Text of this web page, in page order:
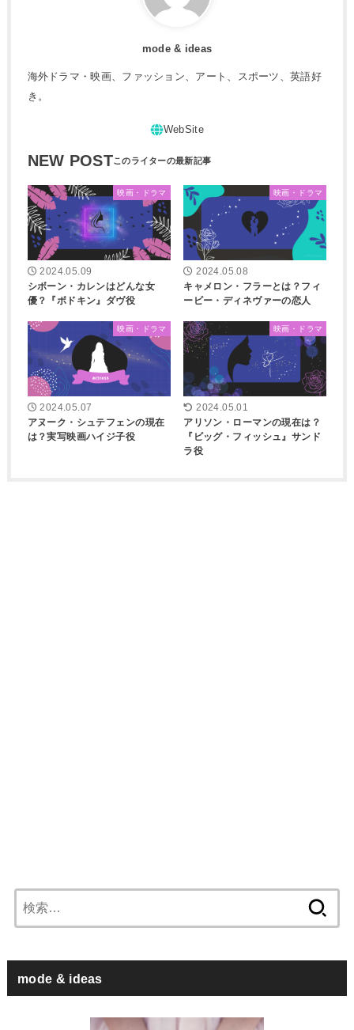
mode & ideas
海外ドラマ・映画、ファッション、アート、スポーツ、英語好
き。
NEW POST
映画・ドラマ
2024.05.09
シボーン・カレンはどんな女
優？『ボドキン』ダヴ役
映画・ドラマ
2024.05.08
キャメロン・フラーとは？フィ
ービー・ディネヴァーの恋人
映画・ドラマ
2024.05.07
アヌーク・シュテフェンの現在
は？実写映画ハイジ子役
映画・ドラマ
2024.05.01
アリソン・ローマンの現在は？
『ビッグ・フィッシュ』サンド
ラ役
索:
mode & ideas